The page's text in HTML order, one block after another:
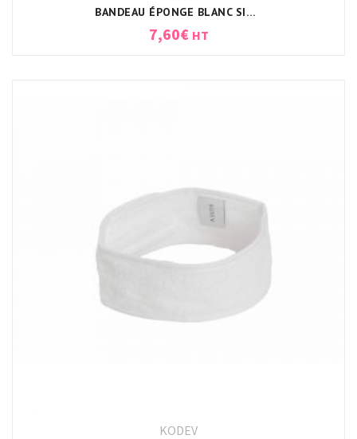
BANDEAU ÉPONGE BLANC SIMPLE FACE
7,60€ HT
KODEV